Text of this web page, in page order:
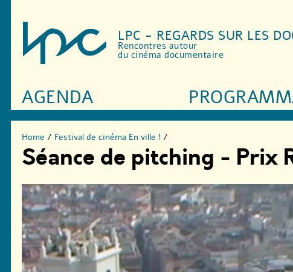
LPC - REGARDS SUR LES
Rencontres autour
du cinéma documentaire
AGENDA
Home / Festival de cinéma En ville ! /
Séance de pitching - Prix